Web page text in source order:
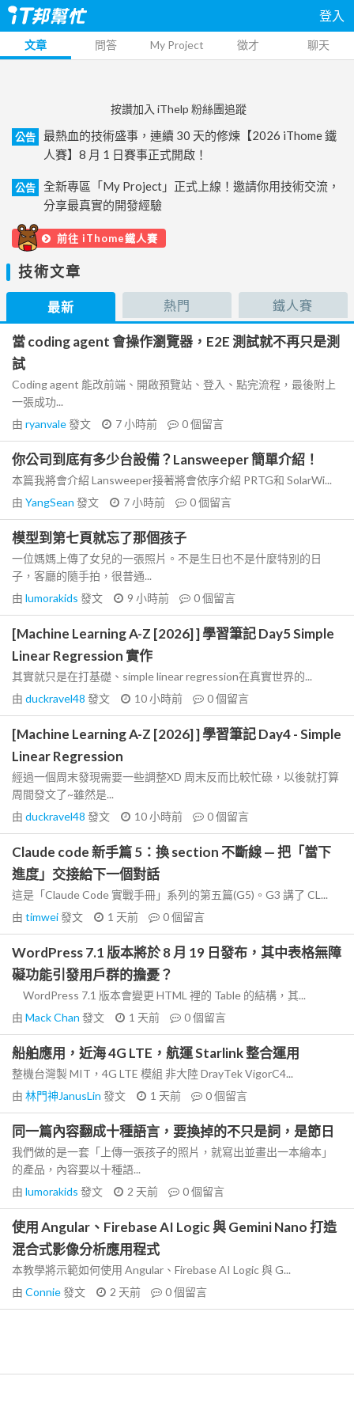
登入
文章 問答 My Project 徵才 聊天
按讚加入 iThelp 粉絲團追蹤
公告
最熱血的技術盛事，連續 30 天的修煉【2026 iThome 鐵
人賽】8 月 1 日賽事正式開啟！
公告
全新專區「My Project」正式上線！邀請你用技術交流，
分享最真實的開發經驗
前往 iThome鐵人賽
技術文章
最新 熱門 鐵人賽
當 coding agent 會操作瀏覽器，E2E 測試就不再只是測
試
Coding agent 能改前端、開啟預覽站、登入、點完流程，最後附上
一張成功...
由 ryanvale發文 7 小時前 0個留言
你公司到底有多少台設備？Lansweeper 簡單介紹！
本篇我將會介紹 Lansweeper接著將會依序介紹 PRTG和 SolarWi...
由 YangSean 發文 7 小時前 0個留言
模型到第七頁就忘了那個孩子
一位媽媽上傳了女兒的一張照片。不是生日也不是什麼特別的日
子，客廳的隨手拍，很普通...
由 lumorakids 發文 9 小時前 0個留言
[Machine Learning A-Z [2026] ] 學習筆記 Day5 Simple
Linear Regression 實作
其實就只是在打基礎、simple linear regression在真實世界的...
由 duckravel48 發文 10 小時前 0個留言
[Machine Learning A-Z [2026] ] 學習筆記 Day4 - Simple
Linear Regression
經過一個周末發現需要一些調整XD 周末反而比較忙碌，以後就打算
周間發文了~雖然是...
由 duckravel48 發文 10 小時前 0個留言
Claude code 新手篇 5：換 section 不斷線 — 把「當下
進度」交接給下一個對話
這是「Claude Code 實戰手冊」系列的第五篇(G5)。G3 講了 CL...
由 timwei發文 1 天前 0個留言
WordPress 7.1 版本將於 8 月 19 日發布，其中表格無障
礙功能引發用戶群的擔憂？
WordPress 7.1 版本會變更 HTML 裡的 Table 的結構，其...
由 Mack Chan 發文 1 天前 0個留言
船舶應用，近海 4G LTE，航運 Starlink 整合運用
整機台灣製 MIT，4G LTE 模組 非大陸 DrayTek VigorC4...
由 林門神JanusLin 發文 1 天前 0個留言
同一篇內容翻成十種語言，要換掉的不只是詞，是節日
我們做的是一套「上傳一張孩子的照片，就寫出並畫出一本繪本」
的產品，內容要以十種語...
由 lumorakids 發文 2 天前 0個留言
使用 Angular、Firebase AI Logic 與 Gemini Nano 打造
混合式影像分析應用程式
本教學將示範如何使用 Angular、Firebase AI Logic 與 G...
由 Connie發文 2 天前 0個留言